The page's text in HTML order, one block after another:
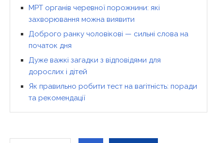
МРТ органів черевної порожнини: які
захворювання можна виявити
Доброго ранку чоловікові — сильні слова на
початок дня
Дуже важкі загадки з відповідями для
дорослих і дітей
Як правильно робити тест на вагітність: поради
та рекомендації